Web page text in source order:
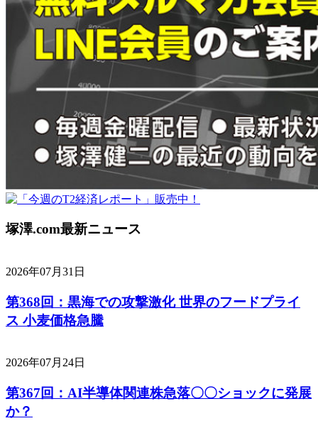
塚澤.com最新ニュース
2026年07月31日
第368回：黒海での攻撃激化 世界のフードプライ
ス 小麦価格急騰
2026年07月24日
第367回：AI半導体関連株急落〇〇ショックに発展
か？